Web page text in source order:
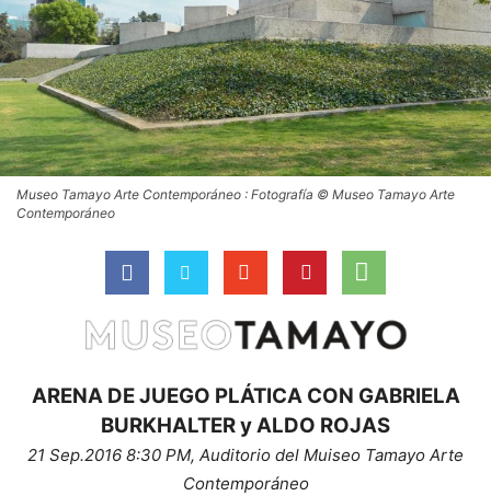
Museo Tamayo Arte Contemporáneo : Fotografía © Museo Tamayo Arte
Contemporáneo
ARENA DE JUEGO PLÁTICA CON GABRIELA
BURKHALTER y ALDO ROJAS
21 Sep.2016 8:30 PM, Auditorio del Muiseo Tamayo Arte
Contemporáneo